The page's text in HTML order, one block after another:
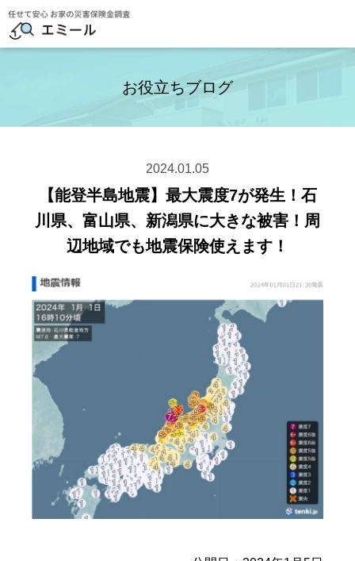
お役立ちブログ
2024.01.05
【能登半島地震】最大震度7が発生！石
川県、富山県、新潟県に大きな被害！周
辺地域でも地震保険使えます！